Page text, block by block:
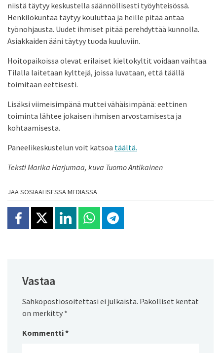
niistä täytyy keskustella säännöllisesti työyhteisössä.
Henkilökuntaa täytyy kouluttaa ja heille pitää antaa
työnohjausta. Uudet ihmiset pitää perehdyttää kunnolla.
Asiakkaiden ääni täytyy tuoda kuuluviin.
Hoitopaikoissa olevat erilaiset kieltokyltit voidaan vaihtaa.
Tilalla laitetaan kylttejä, joissa luvataan, että täällä
toimitaan eettisesti.
Lisäksi viimeisimpänä muttei vähäisimpänä: eettinen
toiminta lähtee jokaisen ihmisen arvostamisesta ja
kohtaamisesta.
Paneelikeskustelun voit katsoa täältä.
Teksti Marika Harjumaa, kuva Tuomo Antikainen
JAA SOSIAALISESSA MEDIASSA
Jaa Facebookissa
Jaa X:ssäJaa Linkedinissä
Jaa Whatsappissa
Jaa Telegramissa
Vastaa
Sähköpostiosoitettasi ei julkaista. Pakolliset kentät
on merkitty *
Kommentti*